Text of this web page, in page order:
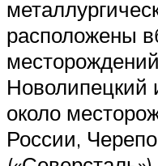
расположены
около
России,